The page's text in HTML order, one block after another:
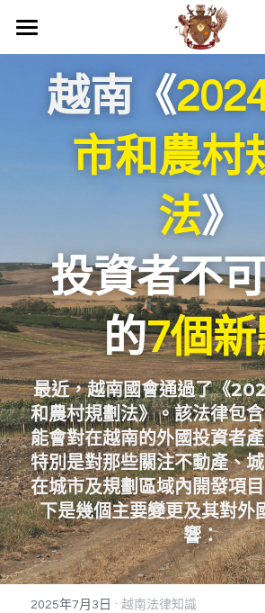
我們的優勢
活動照片
倉庫管理
電商規劃
通路上架
顧問及法務部門
財務部門
貿易部門
行銷部門
商務服務
專業服務
企業疑難解決方案
國際企業節稅規劃
越南法律暨智慧財產權顧問
越南服務範圍
越南內外資公司設立服務
國際文件翻譯與公證
越南企業會計外帳
越南商業投資顧問
越南不動產投資顧問
企業併購與盡責調查TDD
投資諮詢與開業輔導
越南開店商業輔導
越南特殊行業規劃輔導
越南連鎖加盟投資諮詢
境外公司設立與規劃
多角貿易與關聯交易顧問
越南公共關係顧問
ESG企業輔導
ISO企業輔導
越南事務委託經略
越南據點物流委託營運
跨國際企業結構規劃
海外基金經營委託
越南工業區開發案
銀行債權取得/協商
海外教育，實習
浩瀚中學越南代理
其他地區服務
泰國服務範圍
馬來西亞服務範圍
新加坡服務範圍
Dịch vụ
Dân sự, Ly hôn, Thừa kế
Dịch vụ Doanh nghiệp
Dịch vụ thương mại
東律
最新消息
繁體中文
繁體中文
English
Việt Nam
越南 《
市和農村
法》
投資者不
的7個
最近，越南國會通過了《
和農村規劃法》。該法律包
能會對在越南的外國投資者
特別是對那些關注不動產、
在城市及規劃區域內開發項
下是幾個主要變更及其對外
響：
2025年7月3日 · 越南法律知識